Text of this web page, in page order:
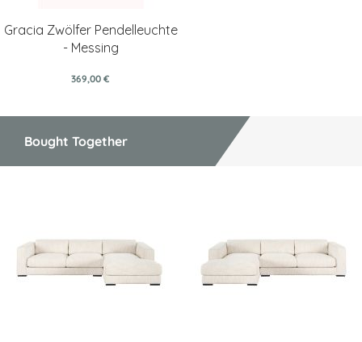
Gracia Zwölfer Pendelleuchte
- Messing
369,00 €
Bought Together